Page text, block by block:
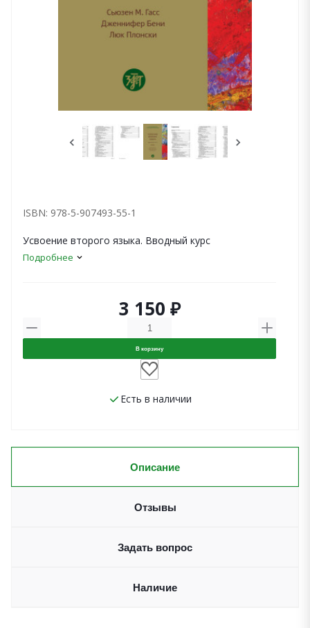
ISBN: 978-5-907493-55-1
Усвоение второго языка. Вводный курс
Подробнее
3 150 ₽
В корзину
Есть в наличии
Описание
Отзывы
Задать вопрос
Наличие